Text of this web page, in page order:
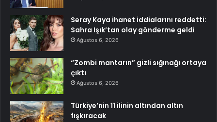
Seray Kaya ihanet iddialarını reddetti:
Sahra Işık’tan olay gönderme geldi
Ağustos 6, 2026
“Zombi mantarın” gizli sığınağı ortaya
çıktı
Ağustos 6, 2026
Türkiye’nin 11 ilinin altından altın
fışkıracak